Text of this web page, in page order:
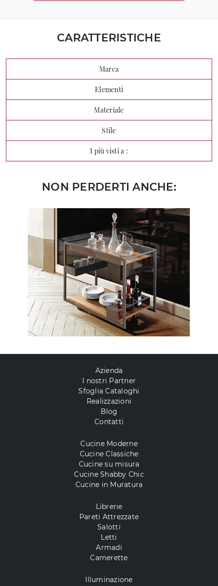
CARATTERISTICHE
Marca
Elementi
Materiale
Stile
I più visti a :
NON PERDERTI ANCHE:
Azienda
I nostri Partner
Sfoglia Cataloghi
Realizzazioni
Blog
Contatti
Cucine Moderne
Cucine Classiche
Cucine su misura
Cucine Shabby Chic
Cucine in Muratura
Librerie
Pareti Attrezzate
Salotti
Letti
Armadi
Camerette
Illuminazione